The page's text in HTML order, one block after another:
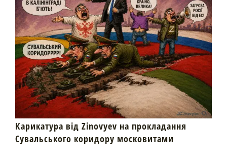
Карикатура від Zinovyev на прокладання
Сувальського коридору московитами